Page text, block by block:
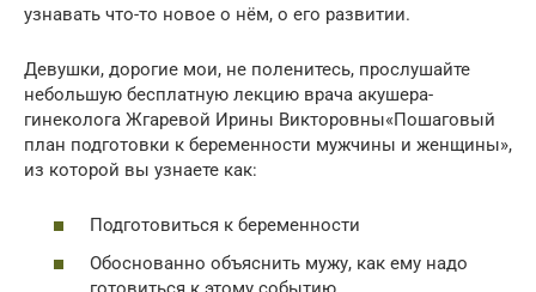
узнавать что-то новое о нём, о его развитии.
Девушки, дорогие мои, не поленитесь, прослушайте
небольшую бесплатную лекцию врача акушера-
гинеколога Жгаревой Ирины Викторовны«Пошаговый
план подготовки к беременности мужчины и женщины»,
из которой вы узнаете как:
Подготовиться к беременности
Обоснованно объяснить мужу, как ему надо